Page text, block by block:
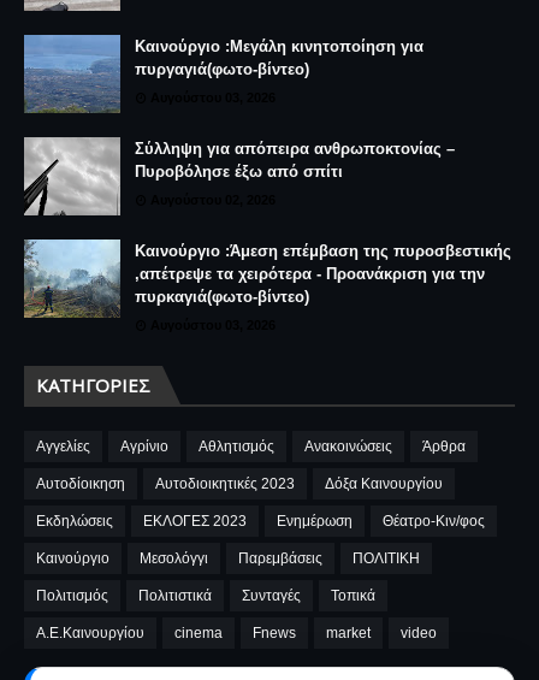
Καινούργιο :Μεγάλη κινητοποίηση για
πυργαγιά(φωτο-βίντεο)
Σύλληψη για απόπειρα ανθρωποκτονίας –
Πυροβόλησε έξω από σπίτι
Καινούργιο :Άμεση επέμβαση της πυροσβεστικής
,απέτρεψε τα χειρότερα - Προανάκριση για την
πυρκαγιά(φωτο-βίντεο)
ΚΑΤΗΓΟΡΊΕΣ
Αγγελίες Αγρίνιο Αθλητισμός Ανακοινώσεις Άρθρα
Αυτοδίοικηση Αυτοδιοικητικές 2023 Δόξα Καινουργίου
Εκδηλώσεις ΕΚΛΟΓΕΣ 2023 Ενημέρωση Θέατρο-Κιν/φος
Καινούργιο Μεσολόγγι Παρεμβάσεις ΠΟΛΙΤΙΚΗ
Πολιτισμός Πολιτιστικά Συνταγές Τοπικά
A.E.Καινουργίου cinema Fnews market video